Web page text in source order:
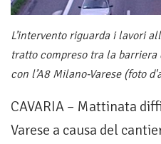
L’intervento riguarda i lavori
tratto compreso tra la
con l’A8 Milano-Varese (foto
CAVARIA – Mattinata
Varese a causa del